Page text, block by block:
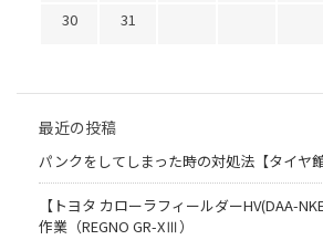
30
31
最近の投稿
パンクをしてしまった時の対処法【タイヤ館
【トヨタ カローラフィールダーHV(DAA-
作業（REGNO GR-XⅢ）